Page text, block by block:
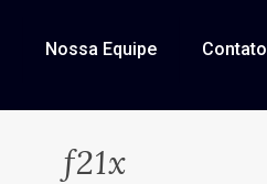
Nossa Equipe Contato
f21x